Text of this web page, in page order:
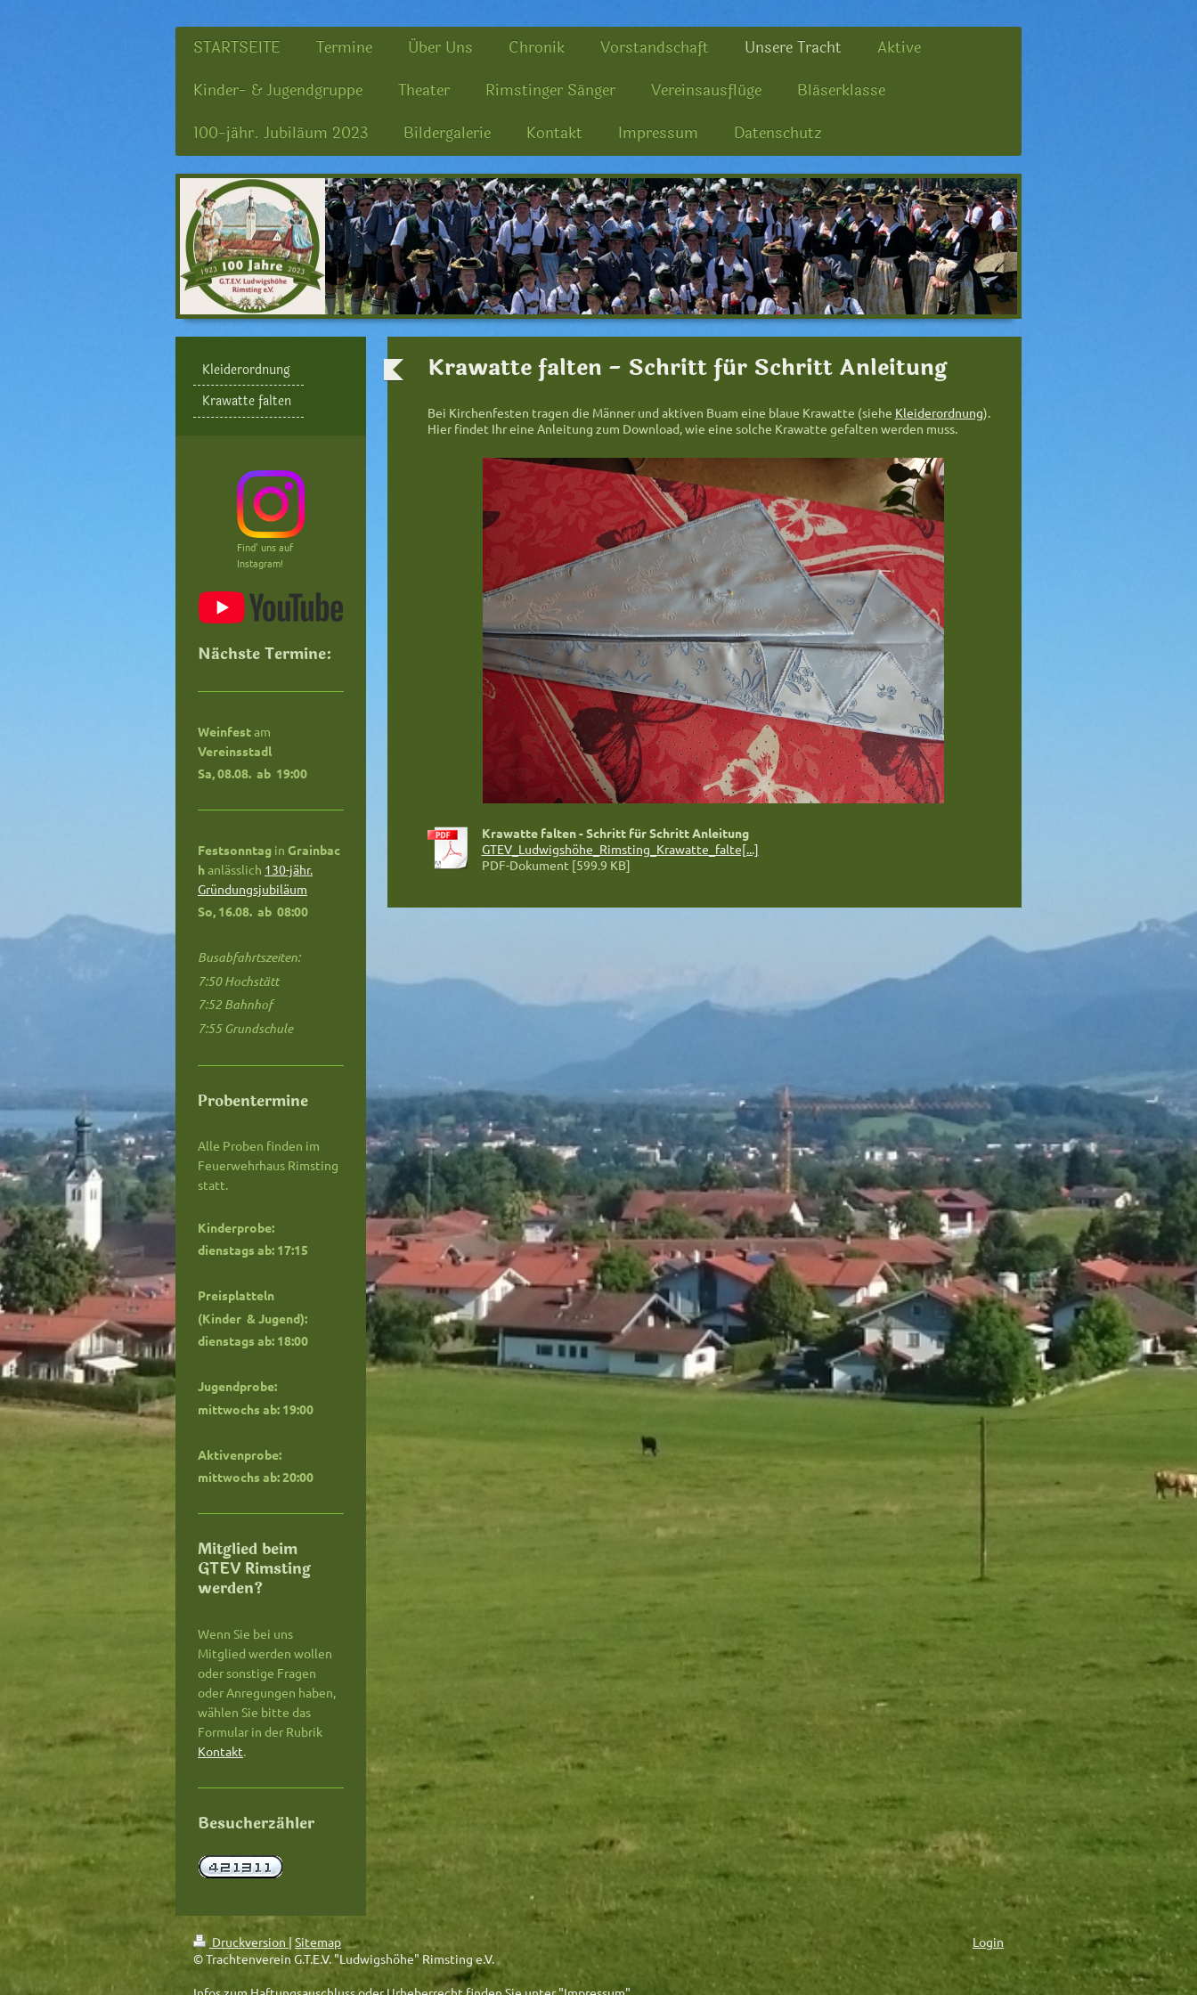
STARTSEITE Termine Über Uns Chronik Vorstandschaft Unsere Tracht
Aktive
Kinder- & Jugendgruppe
Theater Rimstinger Sänger Vereinsausflüge
Bläserklasse
100-jähr. Jubiläum 2023
Bildergalerie Kontakt Impressum Datenschutz
Krawatte falten - Schritt für Schritt Anleitung
Bei Kirchenfesten tragen die Männer und aktiven Buam eine blaue Krawatte (siehe Kleiderordnung).
Hier findet Ihr eine Anleitung zum Download, wie eine solche Krawatte gefalten werden muss.
Krawatte falten - Schritt für Schritt Anleitung
GTEV_Ludwigshöhe_Rimsting_Krawatte_falte[...]
PDF-Dokument [599.9 KB]
Kleiderordnung
Krawatte falten
Find' uns auf
Instagram!
Nächste Termine:
Weinfestam
Vereinsstadl
Sa, 08.08. ab 19:00
Festsonntag in Grainbac
hanlässlich 130-jähr.
Gründungsjubiläum
So, 16.08. ab 08:00
Busabfahrtszeiten:
7:50 Hochstätt
7:52 Bahnhof
7:55 Grundschule
Probentermine
Alle Proben finden im
Feuerwehrhaus Rimsting
statt.
Kinderprobe:
dienstags ab: 17:15
Preisplatteln
(Kinder & Jugend):
dienstags ab: 18:00
Jugendprobe:
mittwochs ab: 19:00
Aktivenprobe:
mittwochs ab: 20:00
Mitglied beim
GTEV Rimsting
werden?
Wenn Sie bei uns
Mitglied werden wollen
oder sonstige Fragen
oder Anregungen haben,
wählen Sie bitte das
Formular in der Rubrik
Kontakt
Besucherzähler
Druckversion | Sitemap
© Trachtenverein G.T.E.V. "Ludwigshöhe" Rimsting e.V.
Login